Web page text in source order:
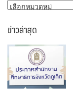
หมวด
ข่าวล่าสุด